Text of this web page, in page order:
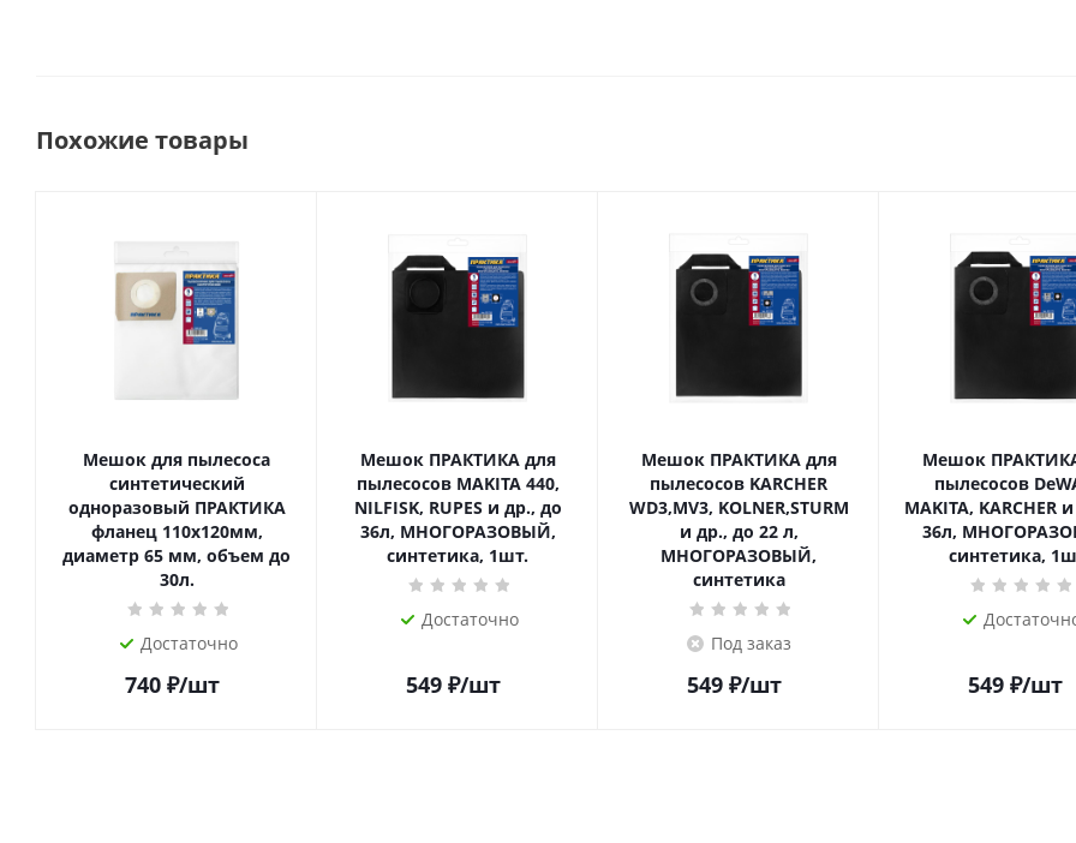
Похожие товары
Мешок для пылесоса
синтетический
одноразовый ПРАКТИКА
фланец 110х120мм,
диаметр 65 мм, объем до
30л.
Достаточно
740 ₽/шт
Мешок ПРАКТИКА для
пылесосов MAKITA 440,
NILFISK, RUPES и др., до
36л, МНОГОРАЗОВЫЙ,
синтетика, 1шт.
Достаточно
549 ₽/шт
Мешок ПРАКТИКА для
пылесосов KARCHER
WD3,MV3, KOLNER,STURM
и др., до 22 л,
МНОГОРАЗОВЫЙ,
синтетика
Под заказ
549 ₽/шт
Мешок
пылесосов
MAKITA, KARCHER
36л,
синтетика,
549 ₽/шт